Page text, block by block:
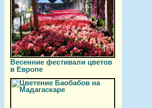
Весенние фестивали цветов
в Европе